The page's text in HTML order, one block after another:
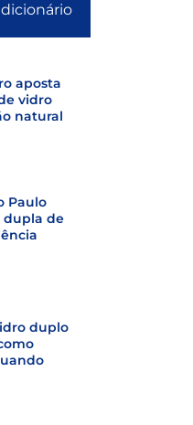
aposta
vidro
natural
Paulo
dupla de
duplo